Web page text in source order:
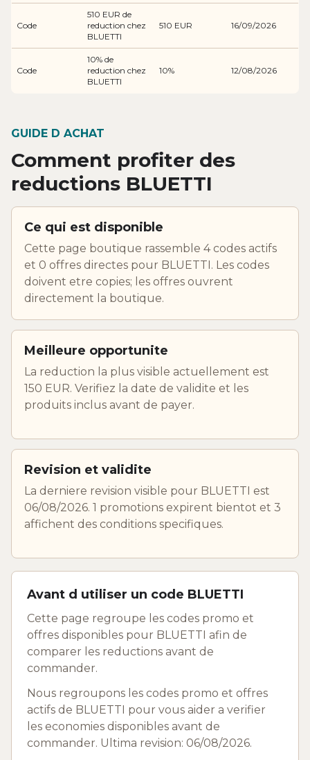
Code
510 EUR de
reduction chez
BLUETTI
510 EUR 16/09/2026
Code
10% de
reduction chez
BLUETTI
10% 12/08/2026
GUIDE D ACHAT
Comment profiter des
reductions BLUETTI
Ce qui est disponible
Cette page boutique rassemble 4 codes actifs
et 0 offres directes pour BLUETTI. Les codes
doivent etre copies; les offres ouvrent
directement la boutique.
Meilleure opportunite
La reduction la plus visible actuellement est
150 EUR. Verifiez la date de validite et les
produits inclus avant de payer.
Revision et validite
La derniere revision visible pour BLUETTI est
06/08/2026. 1 promotions expirent bientot et 3
affichent des conditions specifiques.
Avant d utiliser un code BLUETTI
Cette page regroupe les codes promo et
offres disponibles pour BLUETTI afin de
comparer les reductions avant de
commander.
Nous regroupons les codes promo et offres
actifs de BLUETTI pour vous aider a verifier
les economies disponibles avant de
commander. Ultima revision: 06/08/2026.